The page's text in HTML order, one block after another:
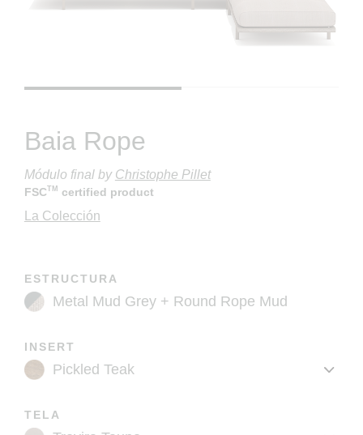
Baia Rope
Módulo finalby Christophe Pillet
FSCTM certified product
La Colección
ESTRUCTURA
INSERT
TELA